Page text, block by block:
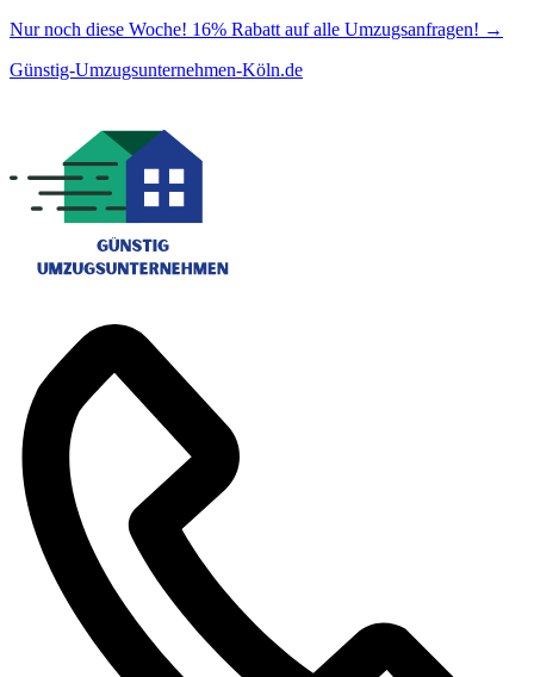
Nur noch diese Woche! 16% Rabatt auf alle Umzugsanfragen! →
Günstig-Umzugsunternehmen-Köln.de